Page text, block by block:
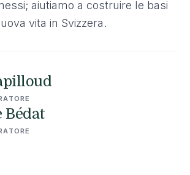
aiutiamo a costruire le basi
vita in Svizzera.
Bédat